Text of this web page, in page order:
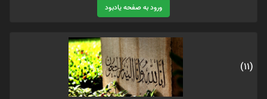
ورود به صفحه یادبود
(11)